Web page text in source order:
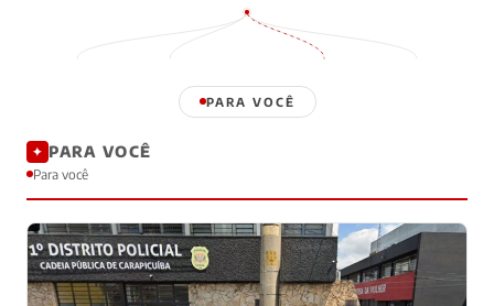
PARA VOCÊ
✦ PARA VOCÊ
Para você